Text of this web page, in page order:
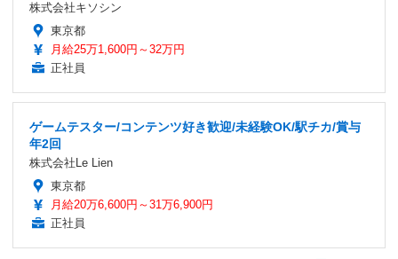
株式会社キソシン
東京都
月給25万1,600円～32万円
正社員
ゲームテスター/コンテンツ好き歓迎/未経験OK/駅チカ/賞与
年2回
株式会社Le Lien
東京都
月給20万6,600円～31万6,900円
正社員